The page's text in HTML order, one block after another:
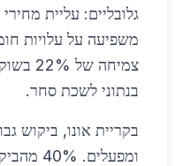
צמיחה
בנתוני לשכת סחר.
בקריית אונו, ביקוש